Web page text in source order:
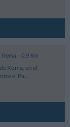
Roma- 0.9 Km
Roma, en el
el Pa...